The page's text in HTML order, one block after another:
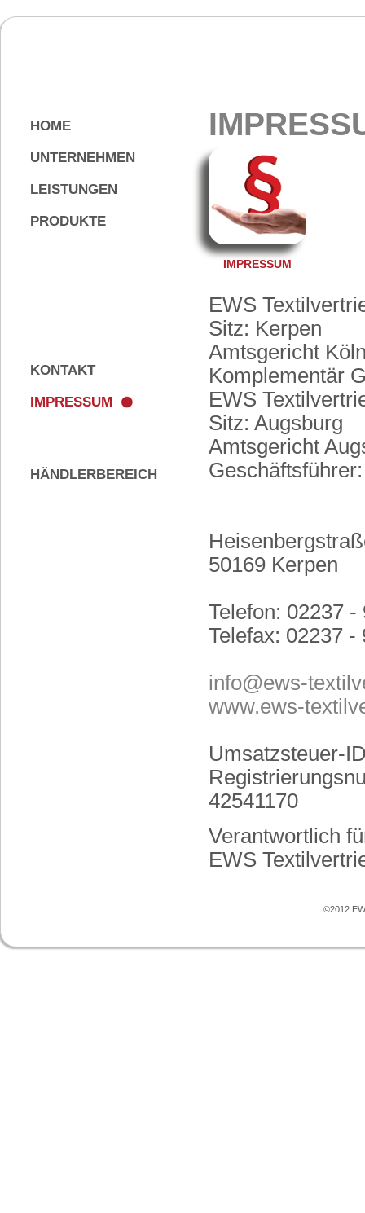
IMPRESSUM
EWS
Sitz: Kerpen
Amtsgericht
Komplementär
EWS
Sitz: Augsburg
Amtsgericht
50169 Kerpen
Telefon: 02237 -
Telefax: 02237 -
info@ews-
www.ews-
Umsatzsteuer-
42541170
Verantwortlich
EWS
HOME
UNTERNEHMEN
LEISTUNGEN
PRODUKTE
KONTAKT
IMPRESSUM
HÄNDLERBEREICH
©2012